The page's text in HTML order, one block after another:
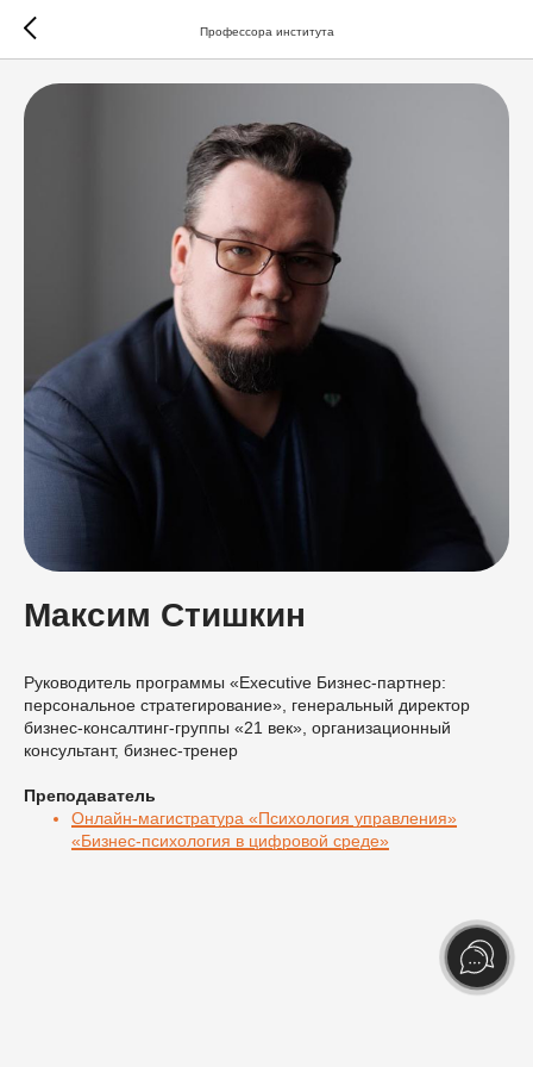
Профессора института
Максим Стишкин
Руководитель программы «Executive Бизнес-партнер:
персональное стратегирование», генеральный директор
бизнес-консалтинг-группы «21 век», организационный
консультант, бизнес-тренер
Преподаватель
Онлайн-магистратура «Психология управления»
«Бизнес-психология в цифровой среде»